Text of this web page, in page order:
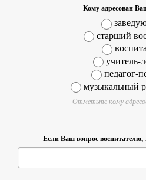
Кому адресован
старший
учитель-
педагог-
музыкальный
Отметьте кому
Если Ваш вопрос